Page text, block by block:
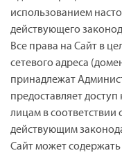
использованием
действующего
Все права на Сайт в
сетевого адреса
принадлежат
предоставляет
лицам в
действующим
Сайт может